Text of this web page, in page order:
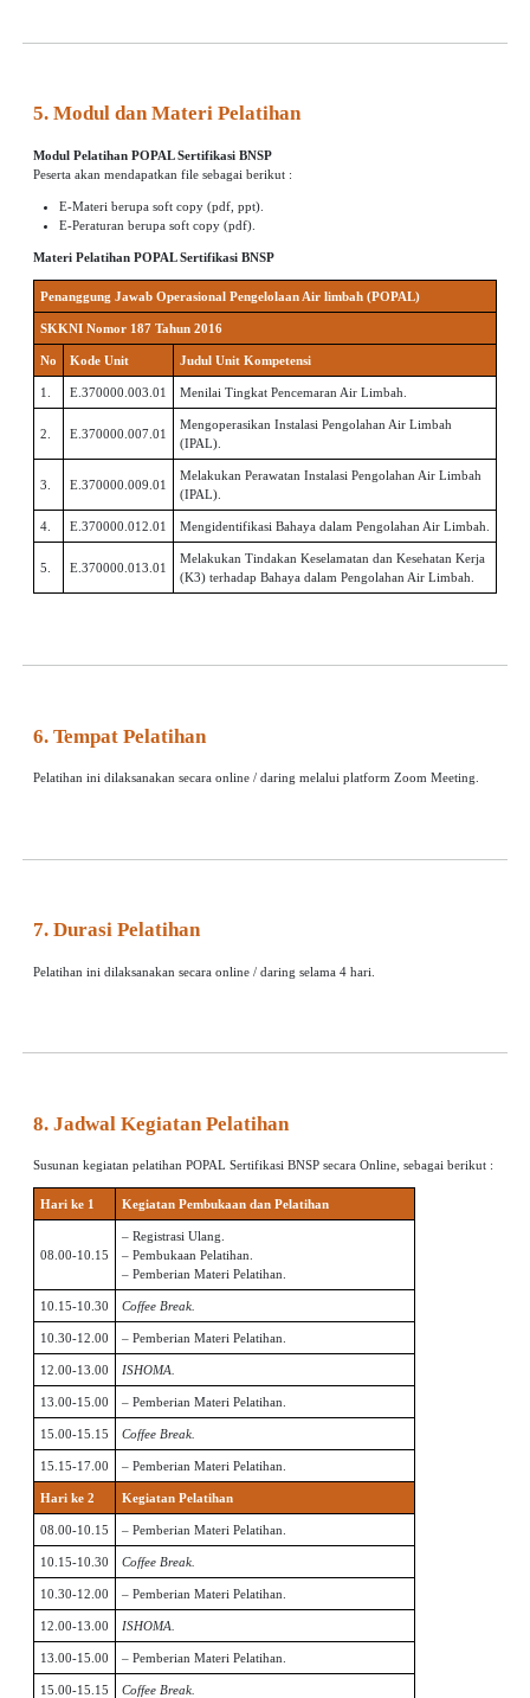
5. Modul dan Materi Pelatihan
Modul Pelatihan POPAL Sertifikasi BNSP
Peserta akan mendapatkan file sebagai berikut :
E-Materi berupa soft copy (pdf, ppt).
E-Peraturan berupa soft copy (pdf).
Materi Pelatihan POPAL Sertifikasi BNSP
Penanggung Jawab Operasional Pengelolaan Air limbah (POPAL)
SKKNI Nomor 187 Tahun 2016
No Kode Unit Judul Unit Kompetensi
1. E.370000.003.01 Menilai Tingkat Pencemaran Air Limbah.
2. E.370000.007.01
Mengoperasikan Instalasi Pengolahan Air Limbah
(IPAL).
3. E.370000.009.01
Melakukan Perawatan Instalasi Pengolahan Air Limbah
(IPAL).
4. E.370000.012.01 Mengidentifikasi Bahaya dalam Pengolahan Air Limbah.
5. E.370000.013.01
Melakukan Tindakan Keselamatan dan Kesehatan Kerja
(K3) terhadap Bahaya dalam Pengolahan Air Limbah.
6. Tempat Pelatihan
Pelatihan ini dilaksanakan secara online / daring melalui platform Zoom Meeting.
7. Durasi Pelatihan
Pelatihan ini dilaksanakan secara online / daring selama 4 hari.
8. Jadwal Kegiatan Pelatihan
Susunan kegiatan pelatihan POPAL Sertifikasi BNSP secara Online, sebagai berikut :
Hari ke 1 Kegiatan Pembukaan dan Pelatihan
08.00-10.15
– Registrasi Ulang.
– Pembukaan Pelatihan.
– Pemberian Materi Pelatihan.
10.15-10.30 Coffee Break.
10.30-12.00 – Pemberian Materi Pelatihan.
12.00-13.00 ISHOMA.
13.00-15.00 – Pemberian Materi Pelatihan.
15.00-15.15 Coffee Break.
15.15-17.00 – Pemberian Materi Pelatihan.
Hari ke 2 Kegiatan Pelatihan
08.00-10.15 – Pemberian Materi Pelatihan.
10.15-10.30 Coffee Break.
10.30-12.00 – Pemberian Materi Pelatihan.
12.00-13.00 ISHOMA.
13.00-15.00 – Pemberian Materi Pelatihan.
15.00-15.15 Coffee Break.